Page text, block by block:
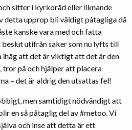
sitter i kyrkoråd eller liknande
detta upprop bli väldigt påtagliga då
kanske vara med och fatta
utifrån saker som nu lyfts till
ihåg att det är viktigt att det är den
tror på och hjälper att placera
– det är aldrig den utsattas fel!
men samtidigt nödvändigt att
en så påtaglig del av #metoo. Vi
och inse att detta är ett